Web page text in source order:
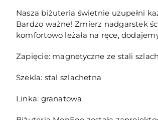
Nasza biżuteria świetnie uzupełni
Bardzo ważne! Zmierz nadgarstek
komfortowo leżała na ręce,
Zapięcie: magnetyczne ze stali
Szekla: stal szlachetna
Linka: granatowa